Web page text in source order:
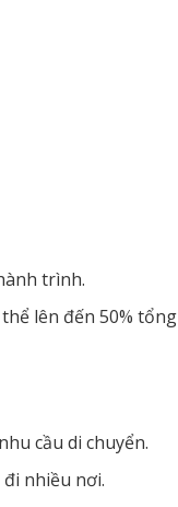
trình.
lên đến 50% tổng
cầu di chuyển.
nhiều nơi.